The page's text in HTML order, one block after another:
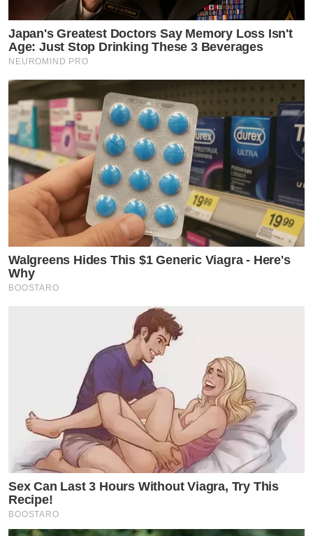
Japan's Greatest Doctors Say Memory Loss Isn't
Age: Just Stop Drinking These 3 Beverages
NEUROMIND PRO
Walgreens Hides This $1 Generic Viagra - Here's
Why
BOOSTARO
Sex Can Last 3 Hours Without Viagra, Try This
Recipe!
BOOSTARO